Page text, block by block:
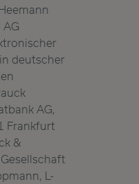
deutscher
AG,
Frankfurt
&
L-